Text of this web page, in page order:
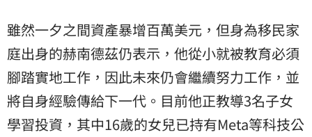
雖然一夕之間資產暴增百萬美元，但身為移民家
庭出身的赫南德茲仍表示，他從小就被教育必須
腳踏實地工作，因此未來仍會繼續努力工作，並
將自身經驗傳給下一代。目前他正教導3名子女
學習投資，其中16歲的女兒已持有Meta等科技公